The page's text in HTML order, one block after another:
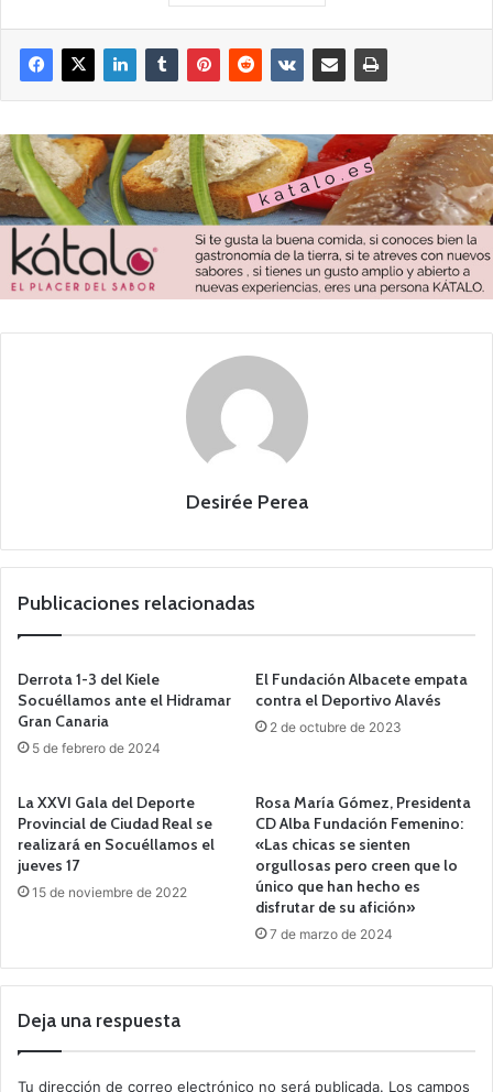
Desirée Perea
Publicaciones relacionadas
Derrota 1-3 del Kiele
Socuéllamos ante el Hidramar
Gran Canaria
5 de febrero de 2024
El Fundación Albacete empata
contra el Deportivo Alavés
2 de octubre de 2023
La XXVI Gala del Deporte
Provincial de Ciudad Real se
realizará en Socuéllamos el
jueves 17
15 de noviembre de 2022
Rosa María Gómez, Presidenta
CD Alba Fundación Femenino:
«Las chicas se sienten
orgullosas pero creen que lo
único que han hecho es
disfrutar de su afición»
7 de marzo de 2024
Deja una respuesta
Tu dirección de correo electrónico no será publicada. Los campos